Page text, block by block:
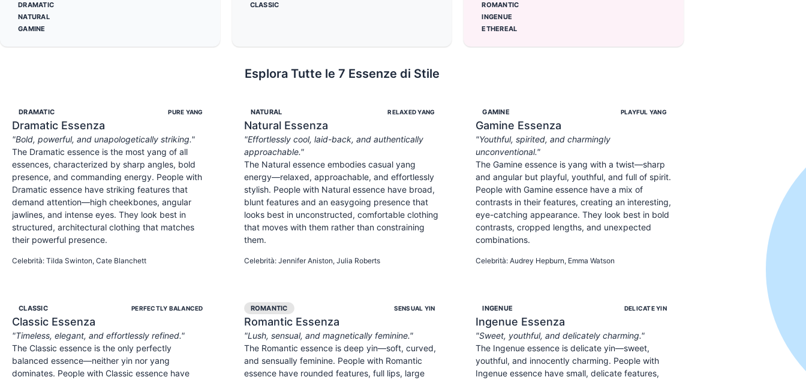
DRAMATIC
NATURAL
GAMINE
CLASSIC
ROMANTIC
INGENUE
ETHEREAL
Esplora Tutte le 7 Essenze di Stile
DRAMATIC PURE YANG
Dramatic Essenza
"Bold, powerful, and unapologetically striking."
The Dramatic essence is the most yang of all
essences, characterized by sharp angles, bold
presence, and commanding energy. People with
Dramatic essence have striking features that
demand attention—high cheekbones, angular
jawlines, and intense eyes. They look best in
structured, architectural clothing that matches
their powerful presence.
Celebrità: Tilda Swinton, Cate Blanchett
NATURAL RELAXED YANG
Natural Essenza
"Effortlessly cool, laid-back, and authentically
approachable."
The Natural essence embodies casual yang
energy—relaxed, approachable, and effortlessly
stylish. People with Natural essence have broad,
blunt features and an easygoing presence that
looks best in unconstructed, comfortable clothing
that moves with them rather than constraining
them.
Celebrità: Jennifer Aniston, Julia Roberts
GAMINE PLAYFUL YANG
Gamine Essenza
"Youthful, spirited, and charmingly
unconventional."
The Gamine essence is yang with a twist—sharp
and angular but playful, youthful, and full of spirit.
People with Gamine essence have a mix of
contrasts in their features, creating an interesting,
eye-catching appearance. They look best in bold
contrasts, cropped lengths, and unexpected
combinations.
Celebrità:Audrey Hepburn, Emma Watson
CLASSIC PERFECTLY BALANCED
Classic Essenza
"Timeless, elegant, and effortlessly refined."
The Classic essence is the only perfectly
balanced essence—neither yin nor yang
dominates. People with Classic essence have
ROMANTIC SENSUAL YIN
Romantic Essenza
"Lush, sensual, and magnetically feminine."
The Romantic essence is deep yin—soft, curved,
and sensually feminine. People with Romantic
essence have rounded features, full lips, large
INGENUE DELICATE YIN
Ingenue Essenza
"Sweet, youthful, and delicately charming."
The Ingenue essence is delicate yin—sweet,
youthful, and innocently charming. People with
Ingenue essence have small, delicate features,